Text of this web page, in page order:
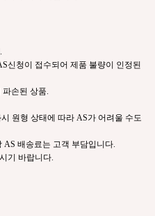
신청이 접수되어 제품 불량이 인정된
파손된 상품.
원형 상태에 따라 AS가 어려울 수도
배송료는 고객 부담입니다.
기 바랍니다.